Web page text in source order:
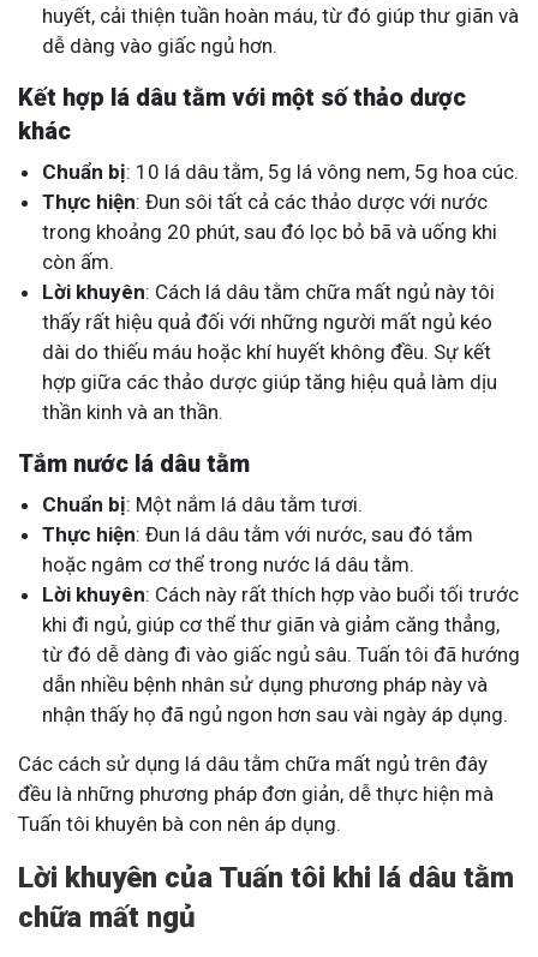
huyết, cải thiện tuần hoàn máu, từ đó giúp thư giãn và
dễ dàng vào giấc ngủ hơn.
Kết hợp lá dâu tằm với một số thảo dược
khác
Chuẩn bị: 10 lá dâu tằm, 5g lá vông nem, 5g hoa cúc.
Thực hiện: Đun sôi tất cả các thảo dược với nước
trong khoảng 20 phút, sau đó lọc bỏ bã và uống khi
còn ấm.
Lời khuyên: Cách lá dâu tằm chữa mất ngủ này tôi
thấy rất hiệu quả đối với những người mất ngủ kéo
dài do thiếu máu hoặc khí huyết không đều. Sự kết
hợp giữa các thảo dược giúp tăng hiệu quả làm dịu
thần kinh và an thần.
Tắm nước lá dâu tằm
Chuẩn bị: Một nắm lá dâu tằm tươi.
Thực hiện: Đun lá dâu tằm với nước, sau đó tắm
hoặc ngâm cơ thể trong nước lá dâu tằm.
Lời khuyên: Cách này rất thích hợp vào buổi tối trước
khi đi ngủ, giúp cơ thể thư giãn và giảm căng thẳng,
từ đó dễ dàng đi vào giấc ngủ sâu. Tuấn tôi đã hướng
dẫn nhiều bệnh nhân sử dụng phương pháp này và
nhận thấy họ đã ngủ ngon hơn sau vài ngày áp dụng.
Các cách sử dụng lá dâu tằm chữa mất ngủ trên đây
đều là những phương pháp đơn giản, dễ thực hiện mà
Tuấn tôi khuyên bà con nên áp dụng.
Lời khuyên của Tuấn tôi khi lá dâu tằm
chữa mất ngủ